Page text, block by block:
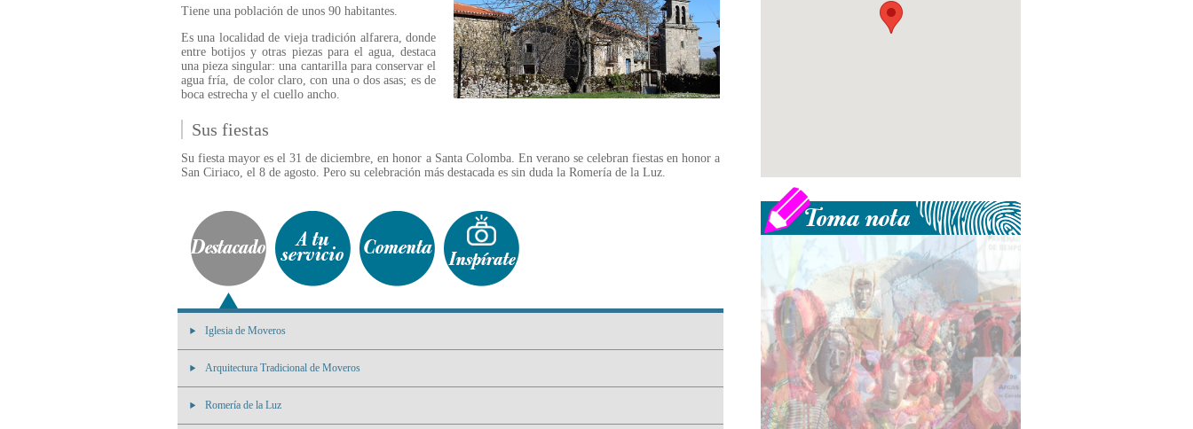
Tiene una población de unos 90 habitantes.
Es una localidad de vieja tradición alfarera, donde
entre botijos y otras piezas para el agua, destaca
una pieza singular: una cantarilla para conservar el
agua fría, de color claro, con una o dos asas; es de
boca estrecha y el cuello ancho.
Sus fiestas
Su fiesta mayor es el 31 de diciembre, en honor a Santa Colomba. En verano se celebran fiestas en honor a
San Ciriaco, el 8 de agosto. Pero su celebración más destacada es sin duda la Romería de la Luz.
Iglesia de Moveros
Arquitectura Tradicional de Moveros
Romería de la Luz